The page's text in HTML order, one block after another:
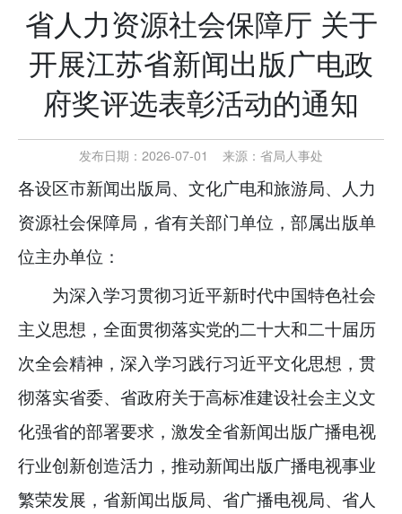
省人力资源社会保障厅 关于
开展江苏省新闻出版广电政
府奖评选表彰活动的通知
发布日期：2026-07-01 来源： 省局人事处
各设区市新闻出版局、文化广电和旅游局、人力
资源社会保障局，省有关部门单位，部属出版单
位主办单位：
为深入学习贯彻习近平新时代中国特色社会
主义思想，全面贯彻落实党的二十大和二十届历
次全会精神，深入学习践行习近平文化思想，贯
彻落实省委、省政府关于高标准建设社会主义文
化强省的部署要求，激发全省新闻出版广播电视
行业创新创造活力，推动新闻出版广播电视事业
繁荣发展，省新闻出版局、省广播电视局、省人